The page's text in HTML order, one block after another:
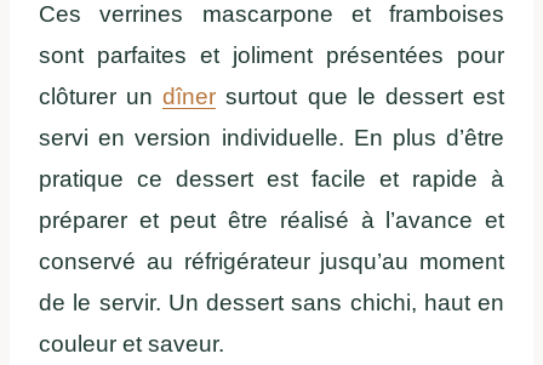
Ces verrines mascarpone et framboises
sont parfaites et joliment présentées pour
clôturer undîner surtout que le dessert est
servi en version individuelle. En plus d’être
pratique ce dessert est facile et rapide à
préparer et peut être réalisé à l’avance et
conservé au réfrigérateur jusqu’au moment
de le servir. Un dessert sans chichi, haut en
couleur et saveur.